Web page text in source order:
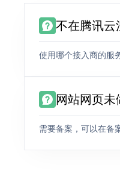
不在腾讯云
使用哪个接入商的服
网站网页未
需要备案，可以在备